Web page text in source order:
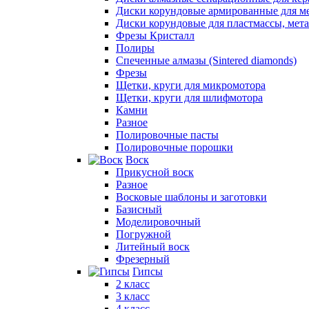
Диски корундовые армированные для
Диски корундовые для пластмассы,
Фрезы Кристалл
Полиры
Спеченные алмазы (Sintered diamonds)
Фрезы
Щетки, круги для микромотора
Щетки, круги для шлифмотора
Камни
Разное
Полировочные пасты
Полировочные порошки
Воск
Прикусной воск
Разное
Восковые шаблоны и заготовки
Базисный
Моделировочный
Погружной
Литейный воск
Фрезерный
Гипсы
2 класс
3 класс